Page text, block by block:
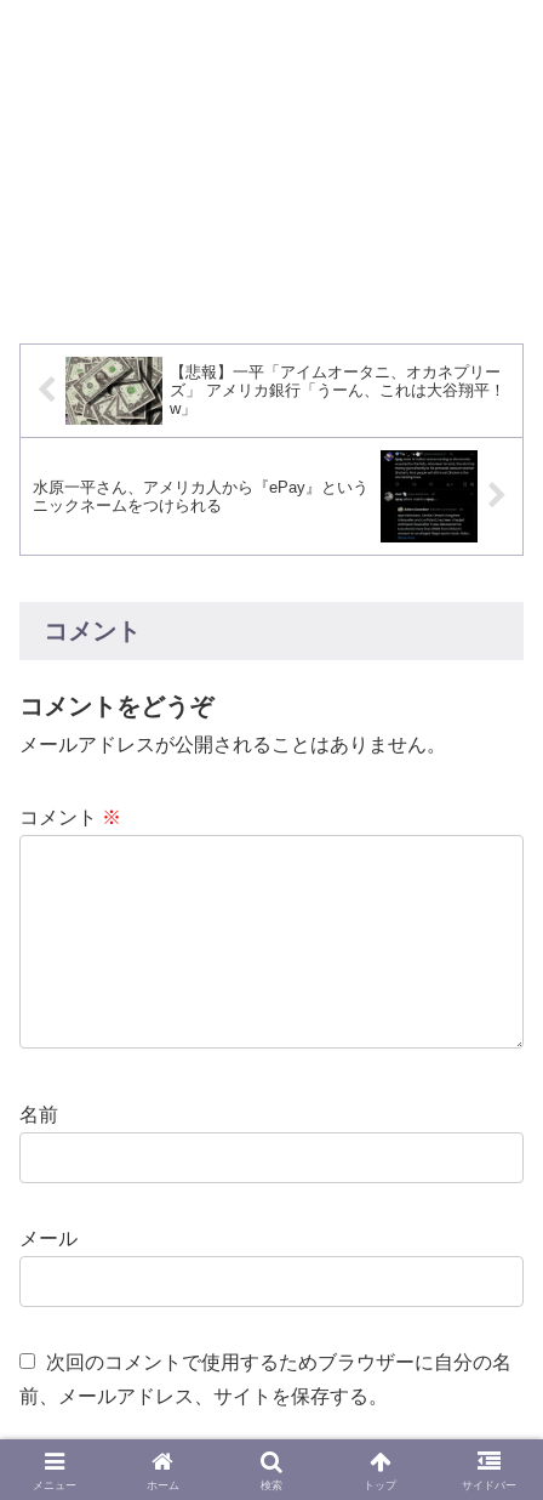
【悲報】一平「アイムオータニ、オカネプリー
ズ」 アメリカ銀行「うーん、これは大谷翔平！
w」
水原一平さん、アメリカ人から『ePay』という
ニックネームをつけられる
コメント
コメントをどうぞ
メールアドレスが公開されることはありません。
コメント ※
名前
メール
次回のコメントで使用するためブラウザーに自分の名
前、メールアドレス、サイトを保存する。
メニュー ホーム 検索 トップ サイドバー